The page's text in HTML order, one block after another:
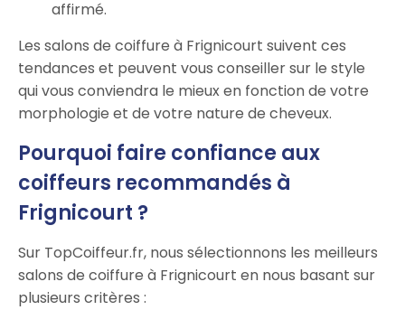
affirmé.
Les salons de coiffure à Frignicourt suivent ces
tendances et peuvent vous conseiller sur le style
qui vous conviendra le mieux en fonction de votre
morphologie et de votre nature de cheveux.
Pourquoi faire confiance aux
coiffeurs recommandés à
Frignicourt ?
Sur TopCoiffeur.fr, nous sélectionnons les meilleurs
salons de coiffure à Frignicourt en nous basant sur
plusieurs critères :